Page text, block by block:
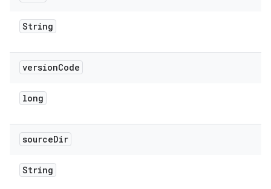
String
versionCode
long
sourceDir
String